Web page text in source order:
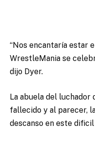
“Nos encantaría estar
WrestleMania se
dijo Dyer.
La abuela del luchador
fallecido y al parecer,
descanso en este